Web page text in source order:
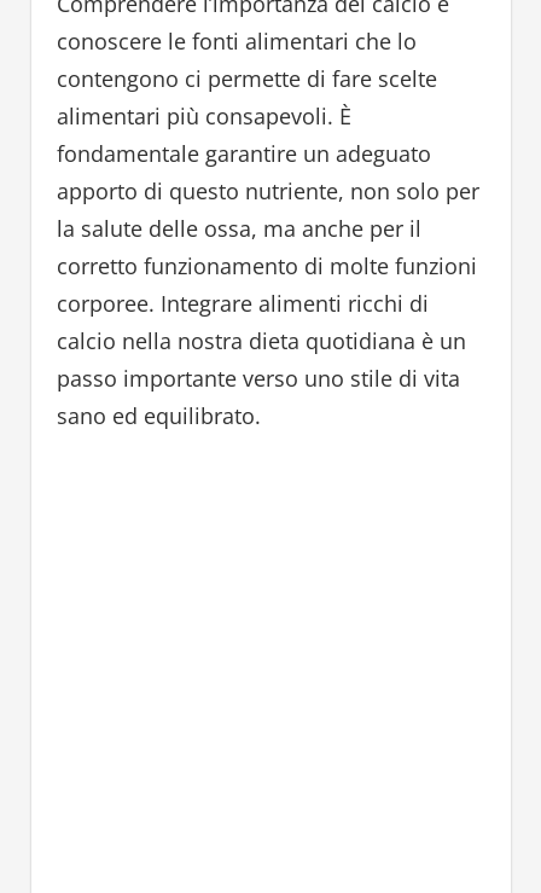
conoscere le fonti alimentari che lo
contengono ci permette di fare scelte
alimentari più consapevoli. È
fondamentale garantire un adeguato
apporto di questo nutriente, non solo per
la salute delle ossa, ma anche per il
corretto funzionamento di molte funzioni
corporee. Integrare alimenti ricchi di
calcio nella nostra dieta quotidiana è un
passo importante verso uno stile di vita
sano ed equilibrato.